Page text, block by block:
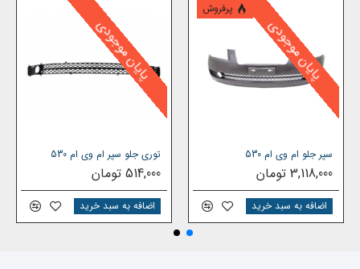
پرفروش
پایان موجودی
سپر جلو ام وی ام 530
3,118,000 تومان
اضافه به سبد خرید
پایان موجودی
توری جلو سپر ام وی ام 530
514,000 تومان
اضافه به سبد خرید